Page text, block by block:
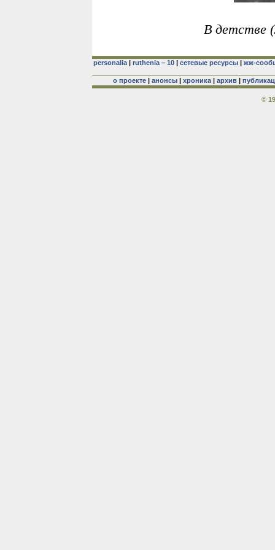
В детстве
personalia| ruthenia – 10| сетевые ресурсы| жж-
о проекте| анонсы| хроника| архив|
©